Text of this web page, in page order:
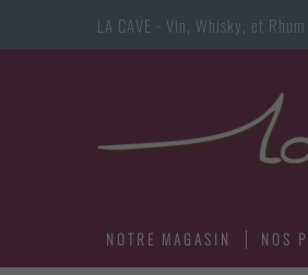
LA CAVE - Vin, Whisky, et
NOTRE MAGASIN NOS